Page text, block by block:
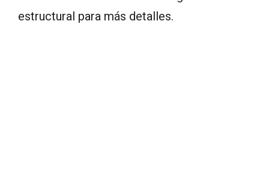
estructural para más detalles.